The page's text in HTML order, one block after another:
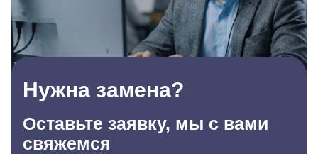
Нужна замена?
Оставьте заявку, мы с вами
свяжемся